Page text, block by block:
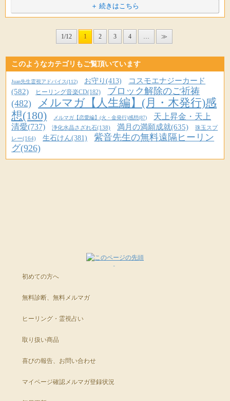
１０月２日(金)は、おひつじ座の満月。
１２星座のサイクル
最初のおひつじ座は
「スタート・再スタートの星座」です。
普段より願いを叶えるパワーも強力ということ。
年に１度の中秋の名月と
今回、この特別な満月の日に、紫音先生が
満願成就のご祈祷＆特別祈願パワーストーンを
ご用意くださいます。♪(ｏ'ー'ｏ)b
▼【中秋の名月とのＷパワー】満願成就のご祈祷
http://star-mall.net/shizuku/item/fullmoon/
紫音先生によると
おひつじ座のキーワードは
※キーワードは参考ですので、これら以外のことを願っても大丈夫です。
あなたに新しい扉を用意してくれそうなキーワードばかり。
・もっと新しい自分を発見したい
・素直な気持ちを表現したい
といった方には特に最適なとき。
紫音先生のコスモエナジーカード「トラスト」
http://star-mall.net/shizuku/item/cosmo_t
※掲載している内容は、星のしずくに寄せられた個人の体験談で 効果には
個人差があり、すべての方が実感するものではありません。
わりに使うことは避けてください。医師の指示を尊重・最優先してくだ
さいね。
URLをコピペしてシェアもできます。
どちらのほうが
叶いやすいのでしょうか。
（編集後記につづく）
■【チョコっと追加】限定アイテム
以前、あっという間に完売してしまった
・コスモエナジーカード「トラスト」
自信をつけて
望む人生を創造できるように、とご用意したところ
おかげさまで、たいへんな人気をいただき
１週間で完売してしまいました・・
紫音先生のコスモエナジーカード「トラスト」
http://star-mall.net/shizuku/item/cosmo_t
自分も夢を叶えたい。
自信がない。
といった方にオススメです。
■【中秋の名月とのＷパワー】満願成就のご祈祷
またいつでもお気軽にご連絡くださいね。
※掲載している内容は、星のしずくに寄せられた個人の体験談で 効果には
個人差があり、すべての方が実感するものではありません。
※ヒーリングはお薬ではありませんので医師から処方された薬や治療の代
さいね。
URLをコピペしてシェアもできます。
お大事にしていただければと思います。
はじめて新しいエネルギーを手にされるときに
心身で浄化が起こり
ネガティブなものが去ろうとしますが
そのときに、痛みとして出てくることがあります。
通常、エネルギーが身体に馴染むにつれて
痛みは軽減してくるようになりますので
しばらく安静にしながら
様子をご覧いただければと思います。
http://www.star-mall.net/shizuku/item/cosmo/
URLをコピペしてシェアもできます。
望まない結果が待っている、と予測できるなら
方向転換していきましょう。
たとえそれがゴール直前だとしても
然るべき方向、望んでいる方向へと
向きを変えていくことは可能です。
あなたが感覚を研ぎ澄まし
いま自分がドコにいるのか
何を目ざしているのか
URLをコピペしてシェアもできます。
＋ 続きはこちら
1/12 1 2 3 4 … ≫
このようなカテゴリもご覧頂いています
Juan先生霊視アドバイス(112) お守り(413)
コスモエナジーカード
(582)
ヒーリング音楽CD(182)
ブロック解除のご祈祷
(482)
メルマガ【人生編】(月・木発行)感
想(180)
メルマガ【恋愛編】(火・金発行)感想(87)
天上昇金・天上
清愛(737)
浄化水晶さざれ石(138) 満月の満願成就(635)
珠玉スプ
レー(164)
生石けん(381)
紫音先生の無料遠隔ヒーリン
グ(926)
初めての方へ
無料診断、無料メルマガ
ヒーリング・霊視占い
取り扱い商品
喜びの報告、お問い合わせ
マイページ確認メルマガ登録状況